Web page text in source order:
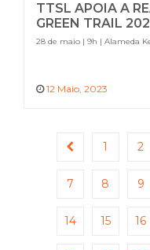
TTSL APOIA A
GREEN TRAIL
28 de maio | 9h | Alameda
12 Maio, 2023
1 2
7 8 9
14 15 16